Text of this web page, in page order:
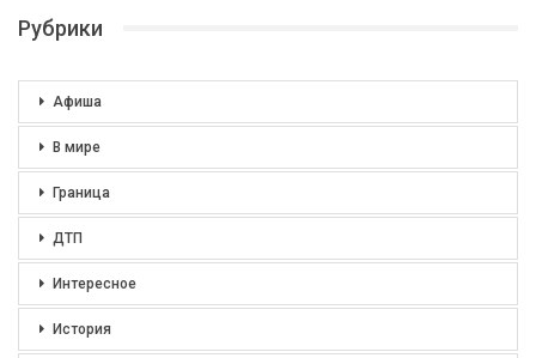
Рубрики
Афиша
В мире
Граница
ДТП
Интересное
История